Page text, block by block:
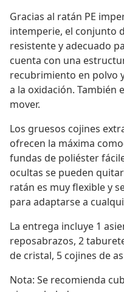
Gracias al ratán PE
intemperie, el conjunto
resistente y adecuado
cuenta con una
recubrimiento en polvo
a la oxidación. También
mover.
Los gruesos cojines
ofrecen la máxima
fundas de poliéster
ocultas se pueden
ratán es muy flexible y
para adaptarse a
La entrega incluye 1
reposabrazos, 2
de cristal, 5 cojines de
Nota: Se recomienda